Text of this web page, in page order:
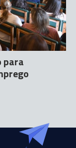
para